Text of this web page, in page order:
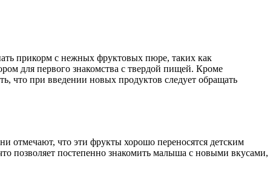
прикорм с нежных фруктовых пюре, таких как
для первого знакомства с твердой пищей. Кроме
что при введении новых продуктов следует обращать
отмечают, что эти фрукты хорошо переносятся детским
позволяет постепенно знакомить малыша с новыми вкусами,